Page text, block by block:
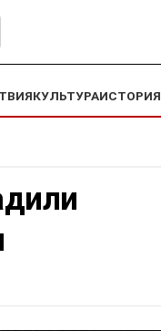
КУЛЬТУРАИСТОРИЯ